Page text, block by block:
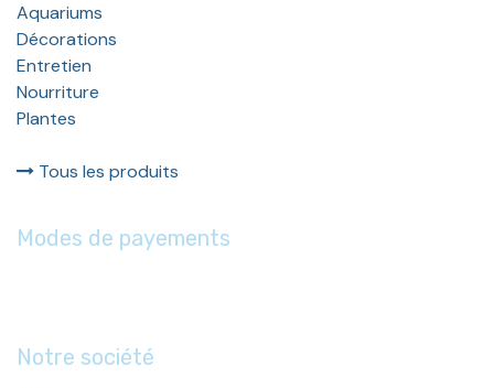
Aquariums
Décorations
Entretien
Nourriture
Plantes
Tous les produits
Modes de payements
Notre société